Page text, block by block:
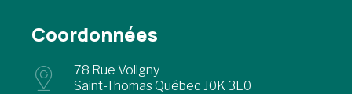
Coordonnées
78 Rue Voligny
Saint-Thomas Québec J0K 3L0